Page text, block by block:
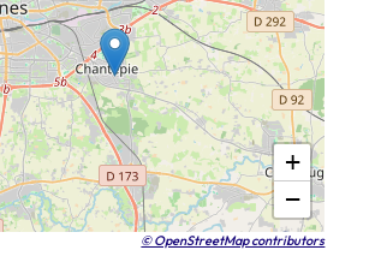
+
−
© OpenStreetMap contributors